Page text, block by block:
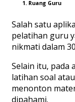
1. Ruang Guru
Salah satu
pelatihan guru
nikmati dalam
Selain itu, pada
latihan soal
menonton
dipahami.